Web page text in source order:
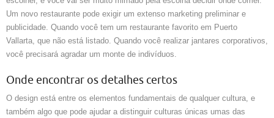
Um novo restaurante pode exigir um extenso marketing preliminar e
publicidade. Quando você tem um restaurante favorito em Puerto
Vallarta, que não está listado. Quando você realizar jantares corporativos,
você precisará agradar um monte de indivíduos.
Onde encontrar os detalhes certos
O design está entre os elementos fundamentais de qualquer cultura, e
também algo que pode ajudar a distinguir culturas únicas umas das